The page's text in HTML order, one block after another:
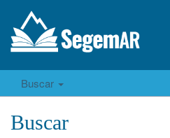
Buscar
Buscar